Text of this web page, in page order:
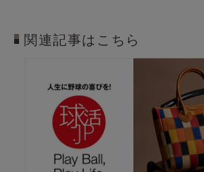
関連記事はこちら